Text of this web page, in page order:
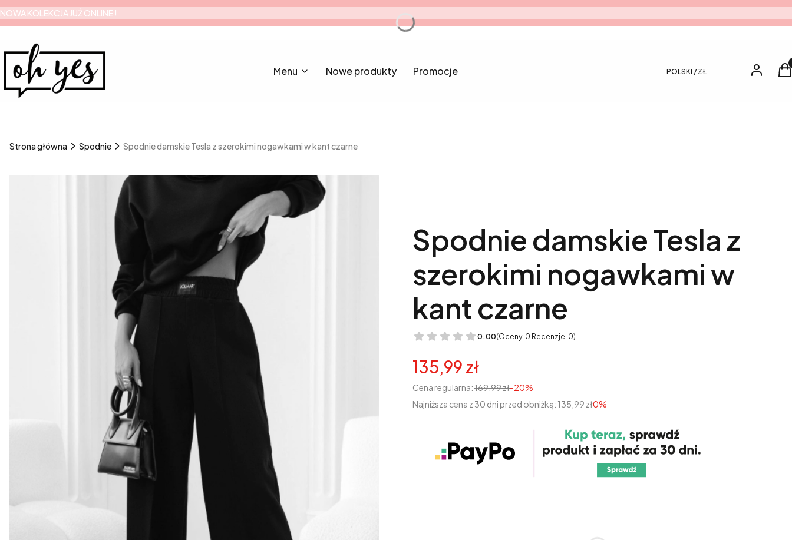
NOWA KOLEKCJA JUŻ ONLINE !
Menu Nowe produkty Promocje POLSKI / ZŁ Zaloguj
Strona główna Spodnie Spodnie damskie Tesla z szerokimi nogawkami w kant czarne
Spodnie damskie Tesla z
szerokimi nogawkami w
kant czarne
0.00(Oceny: 0 Recenzje: 0)
135,99 zł
Cena regularna:169,99 zł-20%
Najniższa cena z 30 dni przed obniżką:135,99 zł0%